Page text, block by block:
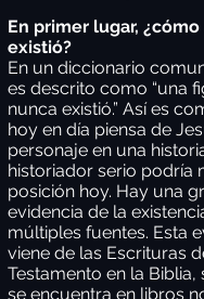
En primer lugar,
existió?
En un diccionario
es descrito como “una
nunca existió.” Así es
hoy en día piensa de
personaje en una
historiador serio podría
posición hoy. Hay una
evidencia de la
múltiples fuentes. Esta
viene de las Escrituras
Testamento en la
se encuentra en libros